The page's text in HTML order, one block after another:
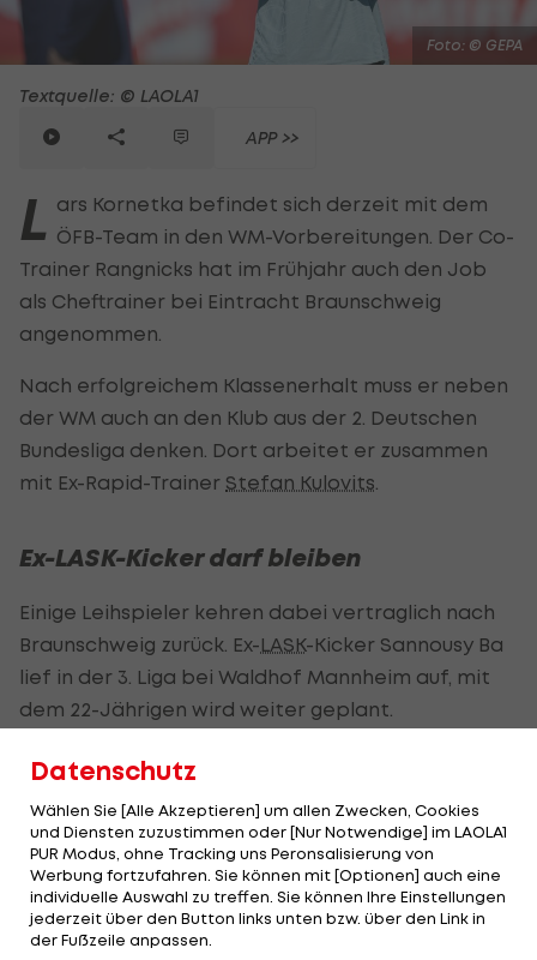
Foto: © GEPA
Textquelle: © LAOLA1
APP >>
L ars Kornetka befindet sich derzeit mit dem
ÖFB-Team in den WM-Vorbereitungen. Der Co-
Trainer Rangnicks hat im Frühjahr auch den Job
als Cheftrainer bei Eintracht Braunschweig
angenommen.
Nach erfolgreichem Klassenerhalt muss er neben
der WM auch an den Klub aus der 2. Deutschen
Bundesliga denken. Dort arbeitet er zusammen
mit Ex-Rapid-Trainer Stefan Kulovits
Ex-LASK-Kicker darf bleiben
Einige Leihspieler kehren dabei vertraglich nach
Braunschweig zurück. Ex-LASK-Kicker Sannousy Ba
lief in der 3. Liga bei Waldhof Mannheim auf, mit
dem 22-Jährigen wird weiter geplant.
"Sanou wird die Vorbereitung ganz normal bei uns
findet ihn total spannend, sodass wir ihn
integrieren werden", so Sportchef Benjamin Kessel
gegenüber "news38".
Ba lief 2023/24 als Leihspieler von
Datenschutz
Wählen Sie [Alle Akzeptieren] um allen Zwecken, Cookies
und Diensten zuzustimmen oder [Nur Notwendige] im LAOLA1
PUR Modus, ohne Tracking uns Peronsalisierung von
Werbung fortzufahren. Sie können mit [Optionen] auch eine
individuelle Auswahl zu treffen. Sie können Ihre Einstellungen
jederzeit über den Button links unten bzw. über den Link in
der Fußzeile anpassen.